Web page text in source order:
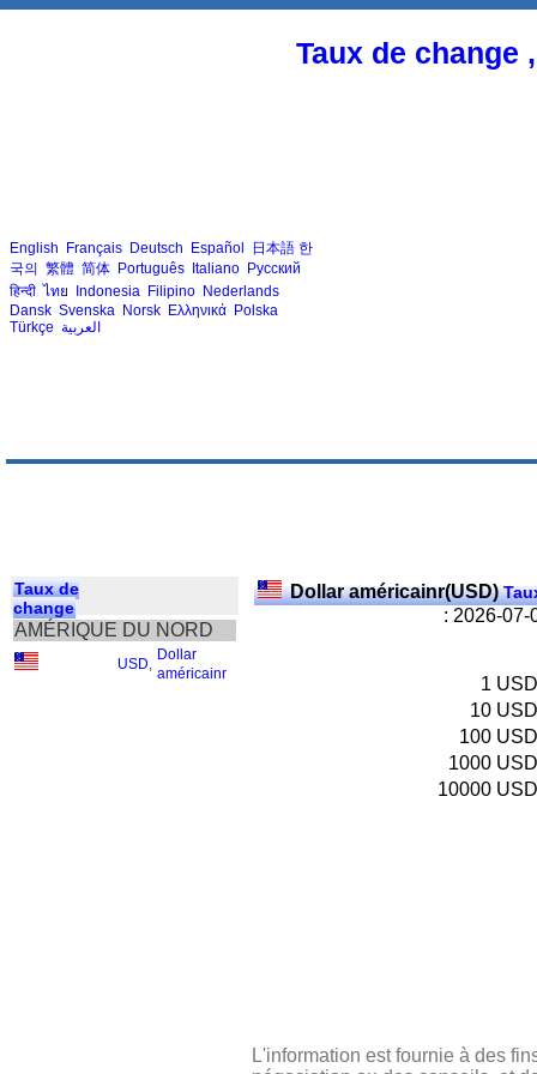
Taux de change
English Français Deutsch Español 日本語 한
국의 繁體 简体 Português Italiano Русский
हिन्दी ไทย Indonesia Filipino Nederlands
Dansk Svenska Norsk Ελληνικά Polska
Türkçe العربية
Taux de
change
AMÉRIQUE DU NORD
USD
Dollar
américainr
Dollar américainr(USD)
: 2026-07-
1
10
100
1000
10000
L'information est fournie à des